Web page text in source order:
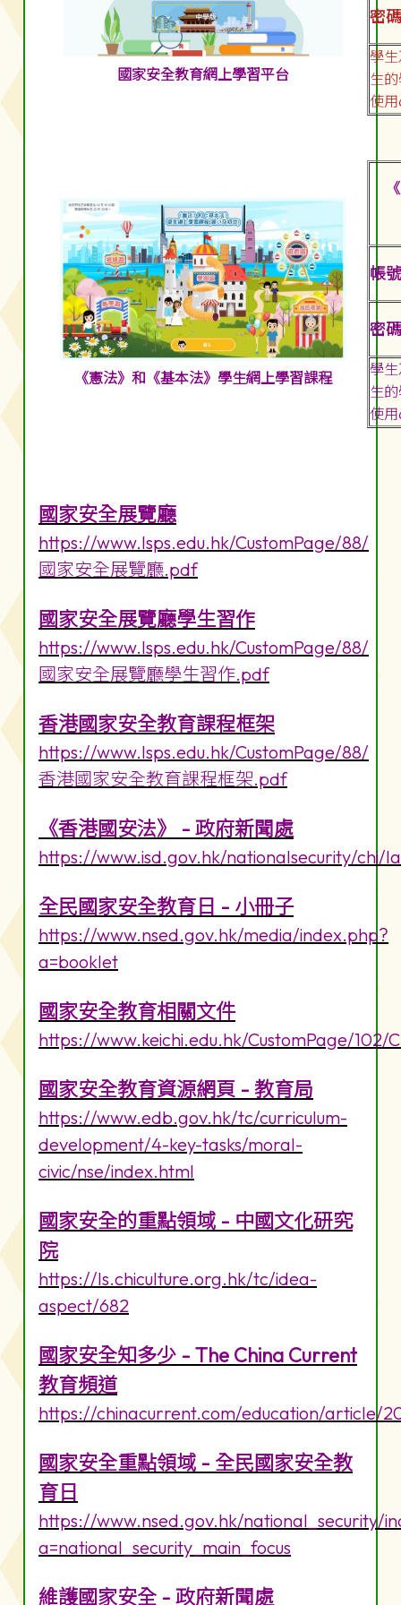
國家安全教育網上學習平台
密
學
生
使
《憲法》和《基本法》學生網上學習課程
帳
密
學
生
使
國家安全展覽廳
https://www.lsps.edu.hk/CustomPage/88/
國家安全展覽廳.pdf
國家安全展覽廳學生習作
https://www.lsps.edu.hk/CustomPage/88/
國家安全展覽廳學生習作.pdf
香港國家安全教育課程框架
https://www.lsps.edu.hk/CustomPage/88/
香港國家安全教育課程框架.pdf
《香港國安法》 - 政府新聞處
https://www.isd.gov.hk/nationalsecurity/chi/
全民國家安全教育日 - 小冊子
https://www.nsed.gov.hk/media/index.php?
a=booklet
國家安全教育相關文件
https://www.keichi.edu.hk/CustomPage/102/
國家安全教育資源網頁 - 教育局
https://www.edb.gov.hk/tc/curriculum-
development/4-key-tasks/moral-
civic/nse/index.html
國家安全的重點領域 - 中國文化研究
院
https://ls.chiculture.org.hk/tc/idea-
aspect/682
國家安全知多少 - The China Current
教育頻道
https://chinacurrent.com/education/article/
國家安全重點領域 - 全民國家安全教
育日
https://www.nsed.gov.hk/national_security/
a=national_security_main_focus
維護國家安全 - 政府新聞處